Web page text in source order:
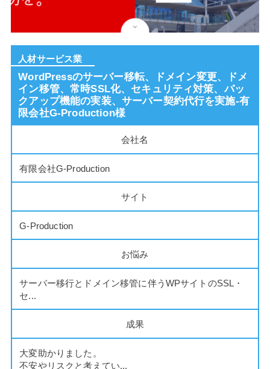
人材サービス業
WordPressのサーバー移転、ドメイン変更、ドメ
イン移管、常時SSL化、セキュリティ対策、バッ
クアップ機能の実装、サーバー契約代行を実施-有
限会社G-Production様
会社名
有限会社G-Production
サイト
G-Production
お悩み
サーバー移行とドメイン移管に伴うWPサイトのSSL・
セ...
成果
大変助かりました。
不安やリスクと考えてい...